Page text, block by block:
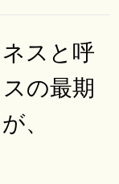
スと呼
の最期
、